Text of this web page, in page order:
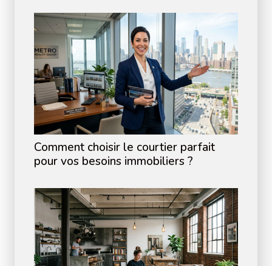
Comment choisir le courtier parfait
pour vos besoins immobiliers ?